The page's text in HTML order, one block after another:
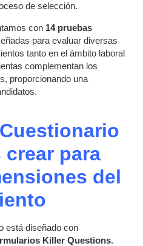
de selección.
con 14 pruebas
para evaluar diversas
tanto en el ámbito laboral
complementan los
proporcionando una
para
del
está diseñado con
Killer Questions.